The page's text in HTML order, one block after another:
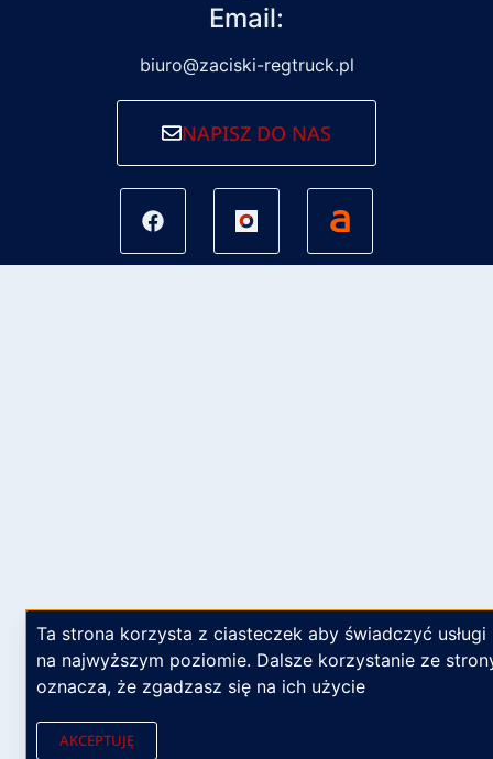
Email:
biuro@zaciski-regtruck.pl
NAPISZ DO NAS
Ta strona korzysta z ciasteczek aby świadczyć usługi
na najwyższym poziomie. Dalsze korzystanie ze
oznacza, że zgadzasz się na ich użycie
AKCEPTUJĘ